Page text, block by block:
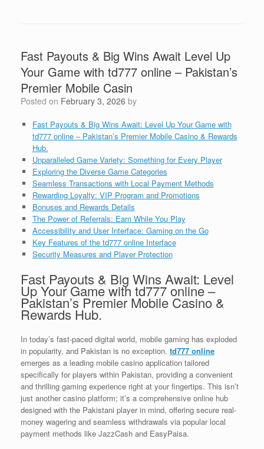
Fast Payouts & Big Wins Await Level Up
Your Game with td777 online – Pakistan’s
Premier Mobile Casin
Posted on February 3, 2026 by
Fast Payouts & Big Wins Await: Level Up Your Game with
td777 online – Pakistan’s Premier Mobile Casino & Rewards
Hub.
Unparalleled Game Variety: Something for Every Player
Exploring the Diverse Game Categories
Seamless Transactions with Local Payment Methods
Rewarding Loyalty: VIP Program and Promotions
Bonuses and Rewards Details
The Power of Referrals: Earn While You Play
Accessibility and User Interface: Gaming on the Go
Key Features of the td777 online Interface
Security Measures and Player Protection
Fast Payouts & Big Wins Await: Level
Up Your Game with td777 online –
Pakistan’s Premier Mobile Casino &
Rewards Hub.
In today’s fast-paced digital world, mobile gaming has exploded
in popularity, and Pakistan is no exception. td777 online
emerges as a leading mobile casino application tailored
specifically for players within Pakistan, providing a convenient
and thrilling gaming experience right at your fingertips. This isn’t
just another casino platform; it’s a comprehensive online hub
designed with the Pakistani player in mind, offering secure real-
money wagering and seamless withdrawals via popular local
payment methods like JazzCash and EasyPaisa.